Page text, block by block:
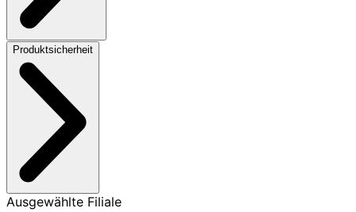
Produktsicherheit
Ausgewählte Filiale